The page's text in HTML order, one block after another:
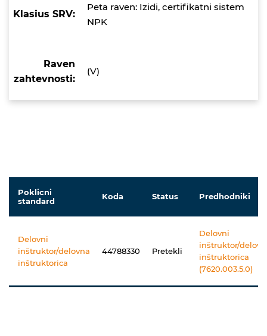
Klasius SRV:
Peta raven: Izidi, certifikatni sistem
NPK
Raven
zahtevnosti:
(V)
Poklicni
standard
Koda Status Predhodniki
Delovni
inštruktor/delovna
inštruktorica
44788330 Pretekli
Delovni
inštruktor/
inštruktorica
(7620.003.5.0)